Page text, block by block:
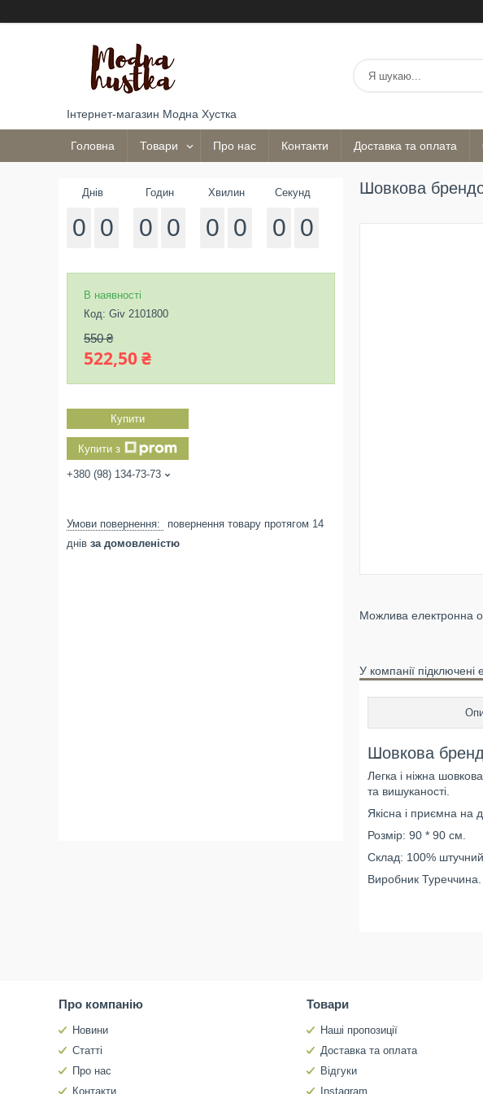
Інтернет-магазин Модна Хустка
Головна Товари Про нас Контакти Доставка та оплата
Шовкова
У компанії
Шовкова
Легка і ніжна шовкова
та вишуканості.
Якісна і приємна на
Розмір: 90 * 90 см.
Склад: 100%
Виробник Туреччина.
Днів
0 0
Годин
0 0
Хвилин
0 0
Секунд
0 0
В наявності
Код: Giv 2101800
550 ₴
522,50 ₴
Купити
Купити з
+380 (98) 134-73-73
повернення товару протягом 14
днів за домовленістю
Про компанію
Новини
Статті
Про нас
Контакти
Товари
Наші пропозиції
Доставка та оплата
Відгуки
Instagram